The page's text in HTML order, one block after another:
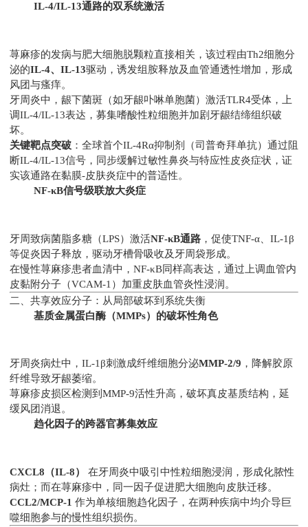
IL-4/IL-13通路的双系统激活
荨麻疹的发病与肥大细胞脱颗粒直接相关，该过程由Th2细胞分
泌的IL-4、IL-13驱动，诱发组胺释放及血管通透性增加，形成
风团与瘙痒。
牙周炎中，龈下菌斑（如牙龈卟啉单胞菌）激活TLR4受体，上
调IL-4/IL-13表达，募集嗜酸性粒细胞并加剧牙龈结缔组织破
坏。
关键靶点突破 ：全球首个IL-4Rα抑制剂（司普奇拜单抗）通过阻
断IL-4/IL-13信号，同步缓解过敏性鼻炎与特应性皮炎症状，证
实该通路在黏膜-皮肤炎症中的普适性。
NF-κB信号级联放大炎症
牙周致病菌脂多糖（LPS）激活NF-κB通路 ，促使TNF-α、IL-1β
等促炎因子释放，驱动牙槽骨吸收及牙周袋形成。
在慢性荨麻疹患者血清中，NF-κB同样高表达，通过上调血管内
皮黏附分子（VCAM-1）加重皮肤血管炎性浸润。
二、共享效应分子：从局部破坏到系统失衡
基质金属蛋白酶（MMPs）的破坏性角色
牙周炎病灶中，IL-1β刺激成纤维细胞分泌MMP-2/9 ，降解胶原
纤维导致牙龈萎缩。
荨麻疹皮损区检测到MMP-9活性升高，破坏真皮基质结构，延
缓风团消退。
趋化因子的跨器官募集效应
CXCL8（IL-8）
在牙周炎中吸引中性粒细胞浸润，形成化脓性
病灶；而在荨麻疹中，同一因子促进肥大细胞向皮肤迁移。
CCL2/MCP-1 作为单核细胞趋化因子，在两种疾病中均介导巨
噬细胞参与的慢性组织损伤。